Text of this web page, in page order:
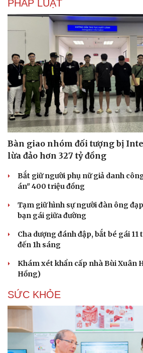
PHÁP LUẬT
Bàn giao nhóm đối tượng bị
lừa đảo hơn 327 tỷ đồng
Bắt giữ người phụ nữ giả danh
án" 400 triệu đồng
Tạm giữ hình sự người đàn ông
bạn gái giữa đường
Cha dượng đánh đập, bắt bé gái 11
đến 1h sáng
Khám xét khẩn cấp nhà Bùi Xuân
Hồng)
SỨC KHỎE